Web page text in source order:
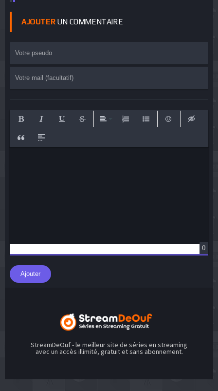
AJOUTERUN COMMENTAIRE
0
Ajouter
StreamDeOuf - le meilleur site de séries en streaming
avec un accès illimité, gratuit et sans abonnement.